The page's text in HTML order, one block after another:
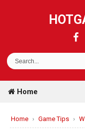
Home
Home › Game Tips ›